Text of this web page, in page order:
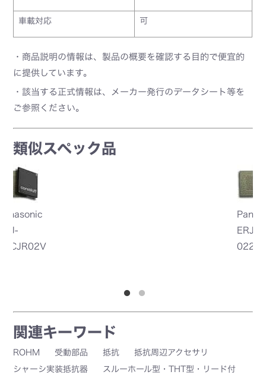
車載対応 可
・商品説明の情報は、製品の概要を確認する目的で便宜的
に提供しています。
・該当する正式情報は、メーカー発行のデータシート等を
ご参照ください。
類似スペック品
TE
y /
関連キーワード
ROHM 受動部品 抵抗
抵抗周辺アクセサリ
シャーシ実装抵抗器
スルーホール型・THT型・リード付